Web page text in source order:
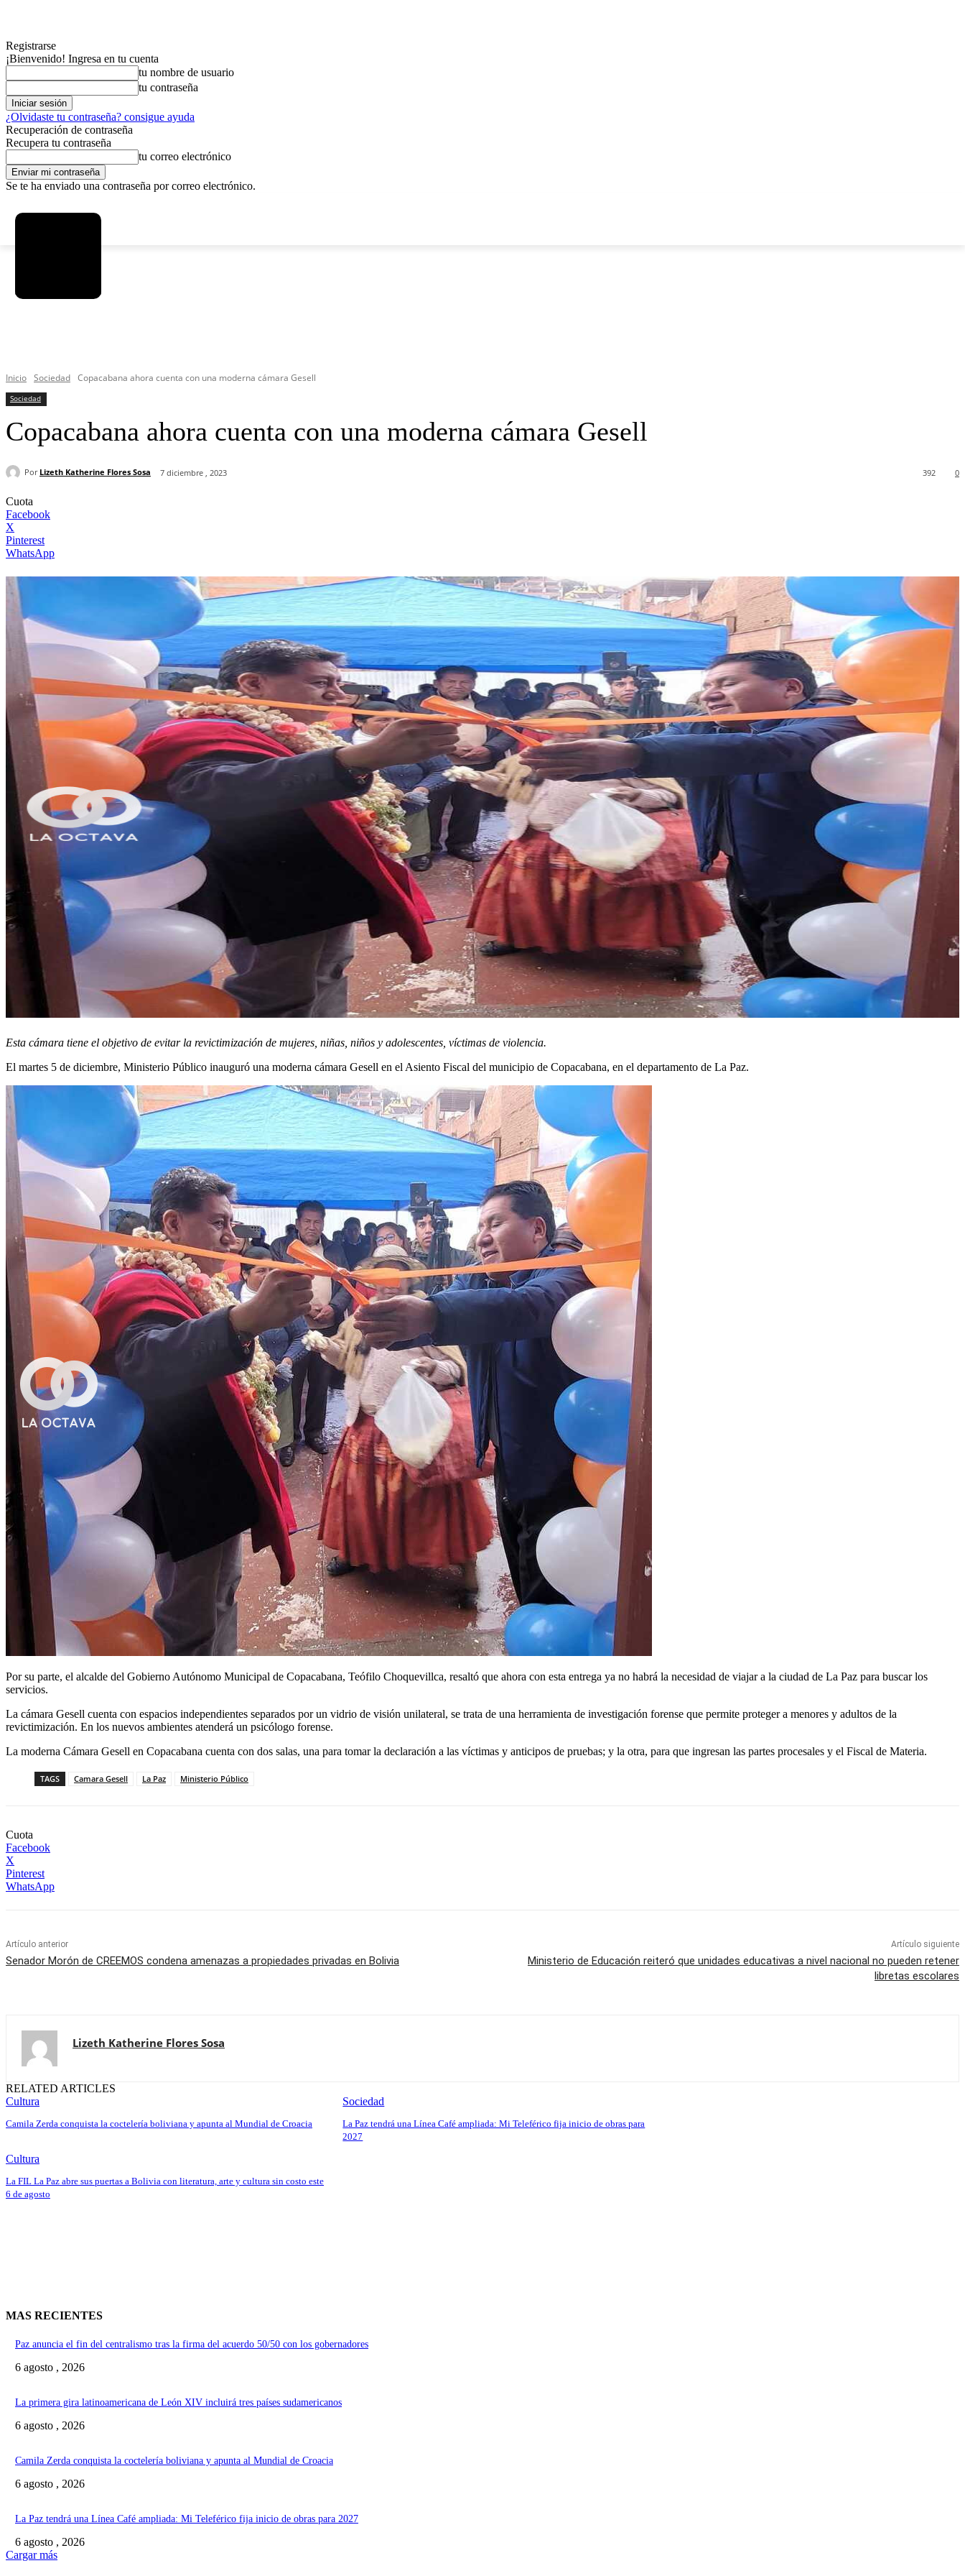
Registrarse
¡Bienvenido! Ingresa en tu cuenta
tu nombre de usuario
tu contraseña
¿Olvidaste tu contraseña? consigue ayuda
Recuperación de contraseña
Recupera tu contraseña
tu correo electrónico
Se te ha enviado una contraseña por correo electrónico.
Inicio Sociedad Copacabana ahora cuenta con una moderna cámara Gesell
Sociedad
Copacabana ahora cuenta con una moderna cámara Gesell
Por Lizeth Katherine Flores Sosa 7 diciembre , 2023 0
392
Cuota
Facebook
X
Pinterest
WhatsApp
Esta cámara tiene el objetivo de evitar la revictimización de mujeres, niñas, niños y adolescentes, víctimas de violencia.
El martes 5 de diciembre, Ministerio Público inauguró una moderna cámara Gesell en el Asiento Fiscal del municipio de Copacabana, en el departamento de La Paz.
Por su parte, el alcalde del Gobierno Autónomo Municipal de Copacabana, Teófilo Choquevillca, resaltó que ahora con esta entrega ya no habrá la necesidad de viajar a la ciudad de La Paz para buscar los
servicios.
La cámara Gesell cuenta con espacios independientes separados por un vidrio de visión unilateral, se trata de una herramienta de investigación forense que permite proteger a menores y adultos de la
revictimización. En los nuevos ambientes atenderá un psicólogo forense.
La moderna Cámara Gesell en Copacabana cuenta con dos salas, una para tomar la declaración a las víctimas y anticipos de pruebas; y la otra, para que ingresan las partes procesales y el Fiscal de Materia.
TAGS Camara Gesell La Paz Ministerio Público
Cuota
Facebook
X
Pinterest
WhatsApp
Artículo anterior
Senador Morón de CREEMOS condena amenazas a propiedades privadas en Bolivia
Artículo siguiente
Ministerio de Educación reiteró que unidades educativas a nivel nacional no pueden retener
libretas escolares
Lizeth Katherine Flores Sosa
RELATED ARTICLES
Cultura
Camila Zerda conquista la coctelería boliviana y apunta al Mundial de Croacia
Sociedad
La Paz tendrá una Línea Café ampliada: Mi Teleférico fija inicio de obras para
2027
Cultura
La FIL La Paz abre sus puertas a Bolivia con literatura, arte y cultura sin costo este
6 de agosto
MAS RECIENTES
Paz anuncia el fin del centralismo tras la firma del acuerdo 50/50 con los gobernadores
6 agosto , 2026
La primera gira latinoamericana de León XIV incluirá tres países sudamericanos
6 agosto , 2026
Camila Zerda conquista la coctelería boliviana y apunta al Mundial de Croacia
6 agosto , 2026
La Paz tendrá una Línea Café ampliada: Mi Teleférico fija inicio de obras para 2027
6 agosto , 2026
Cargar más